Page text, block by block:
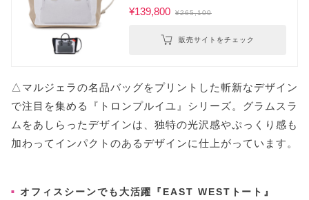
¥139,800 ¥265,100
販売サイトをチェック
△マルジェラの名品バッグをプリントした斬新なデザイン
で注目を集める『トロンプルイユ』シリーズ。グラムスラ
ムをあしらったデザインは、独特の光沢感やぷっくり感も
加わってインパクトのあるデザインに仕上がっています。
オフィスシーンでも大活躍『EAST WESTトート』